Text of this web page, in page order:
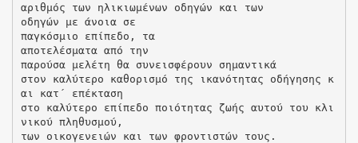
αριθμός των ηλικιωμένων οδηγών και των
οδηγών με άνοια σε
παγκόσμιο επίπεδο, τα
αποτελέσματα από την
παρούσα μελέτη θα συνεισφέρουν σημαντικά
στον καλύτερο καθορισμό της ικανότητας οδήγησης κ
αι κατ΄ επέκταση
στο καλύτερο επίπεδο ποιότητας ζωής αυτού του κλι
νικού πληθυσμού,
των οικογενειών και των φροντιστών τους.